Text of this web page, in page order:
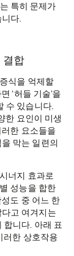
특히 문제가
다.
결합
식을 억제할
‘허들 기술’을
수 있습니다.
한 요인이 미생
한 요소들을
막는 일련의
너지 효과로
성능을 합한
도 중 어느 한
고 여겨지는
합니다. 아래 표
러한 상호작용